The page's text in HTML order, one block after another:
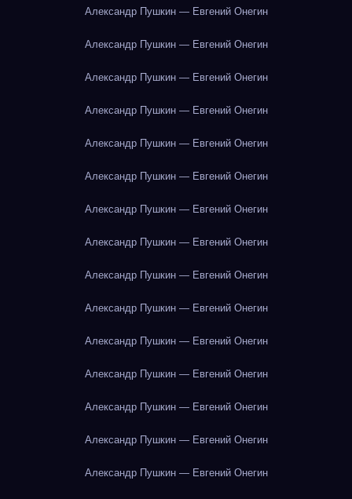
Александр Пушкин — Евгений Онегин
Александр Пушкин — Евгений Онегин
Александр Пушкин — Евгений Онегин
Александр Пушкин — Евгений Онегин
Александр Пушкин — Евгений Онегин
Александр Пушкин — Евгений Онегин
Александр Пушкин — Евгений Онегин
Александр Пушкин — Евгений Онегин
Александр Пушкин — Евгений Онегин
Александр Пушкин — Евгений Онегин
Александр Пушкин — Евгений Онегин
Александр Пушкин — Евгений Онегин
Александр Пушкин — Евгений Онегин
Александр Пушкин — Евгений Онегин
Александр Пушкин — Евгений Онегин